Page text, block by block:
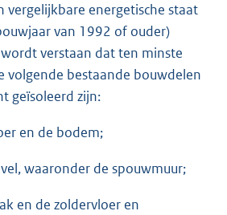
vergelijkbare energetische staat
van 1992 of ouder)
verstaan dat ten minste
volgende bestaande bouwdelen
geïsoleerd zijn:
en de bodem;
waaronder de spouwmuur;
en de zoldervloer en